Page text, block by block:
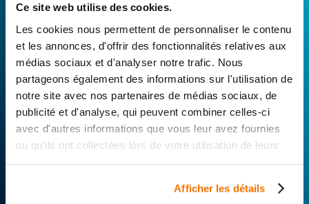
Ce site web utilise des cookies.
Les cookies nous permettent de personnaliser le contenu
et les annonces, d'offrir des fonctionnalités relatives aux
médias sociaux et d'analyser notre trafic. Nous
partageons également des informations sur l'utilisation de
notre site avec nos partenaires de médias sociaux, de
publicité et d'analyse, qui peuvent combiner celles-ci
avec d'autres informations que vous leur avez fournies
ou qu'ils ont collectées lors de votre utilisation de leurs
Afficher les détails
Avec Surplus Motos, bénéficiez de l’expertise
technique de notre réseau de Réparateurs-
Distributeurs. De l’achat de
pièces scooters
d’occasion garanties à la révision complète de
votre 2 roues, trouvez le garage le plus proche de
chez vous.